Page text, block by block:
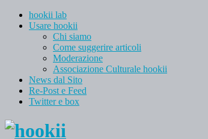
hookii lab
Usare hookii
Chi siamo
Come suggerire articoli
Moderazione
Associazione Culturale hookii
News dal Sito
Re-Post e Feed
Twitter e box